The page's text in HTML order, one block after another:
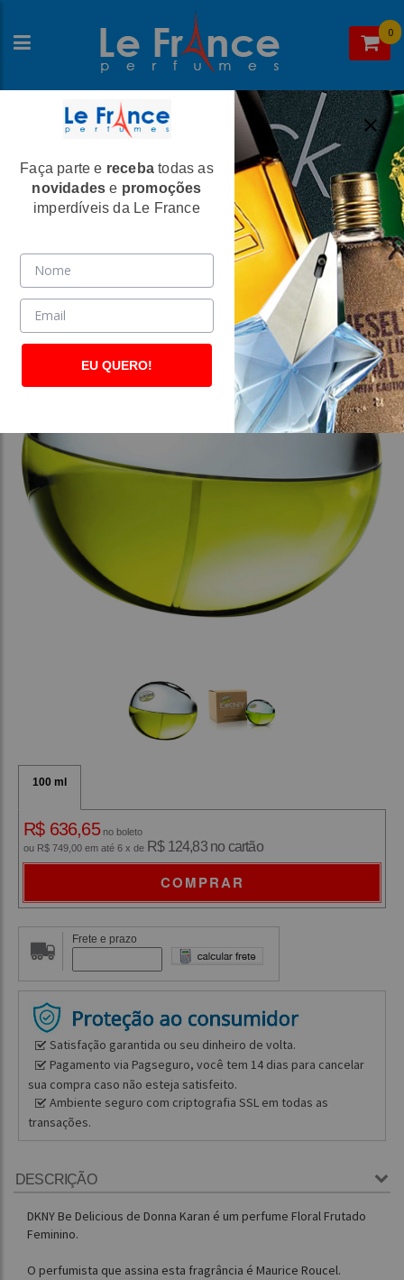
0
Home>Donna Karan>Perfumes Feminino
DKNY Be Delicious Feminino Eau de
Parfum - Donna Karan
(2236)
100 ml
R$ 636,65no boleto
ou R$ 749,00 em até 6 x de R$ 124,83 no cartão
COMPRAR
Frete e prazo
Satisfação garantida ou seu dinheiro de volta.
Pagamento via Pagseguro, você tem 14 dias para cancelar
sua compra caso não esteja satisfeito.
Ambiente seguro com criptografia SSL em todas as
transações.
DESCRIÇÃO
DKNY Be Delicious de Donna Karan é um perfume Floral Frutado
Feminino.
O perfumista que assina esta fragrância é Maurice Roucel.
Faça parte e receba todas as
novidades e promoções
imperdíveis da Le France
EU QUERO!